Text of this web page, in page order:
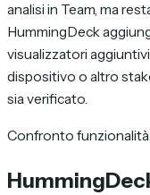
analisi in Team, ma
HummingDeck
visualizzatori
dispositivo o altro
sia verificato.
Confronto